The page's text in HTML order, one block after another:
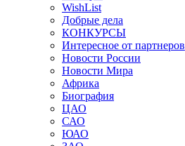
WishList
Добрые дела
КОНКУРСЫ
Интересное от партнеров
Новости России
Новости Мира
Африка
Биография
ЦАО
САО
ЮАО